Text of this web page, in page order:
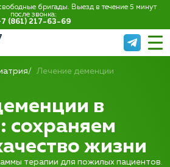
бригады. Выезд в течение 5 минут
после звонка:
(861) 217-63-69
Лечение деменции
в
сохраняем
жизни
терапии для пожилых пациентов.